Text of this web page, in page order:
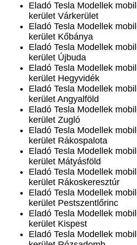
Eladó Tesla Modellek
kerület Várkerület
Eladó Tesla Modellek
kerület Kőbánya
Eladó Tesla Modellek
kerület Újbuda
Eladó Tesla Modellek
kerület Hegyvidék
Eladó Tesla Modellek
kerület Angyalföld
Eladó Tesla Modellek
kerület Zugló
Eladó Tesla Modellek
kerület Rákospalota
Eladó Tesla Modellek
kerület Mátyásföld
Eladó Tesla Modellek
kerület Rákoskeresztúr
Eladó Tesla Modellek
kerület Pestszentlőrinc
Eladó Tesla Modellek
kerület Kispest
Eladó Tesla Modellek